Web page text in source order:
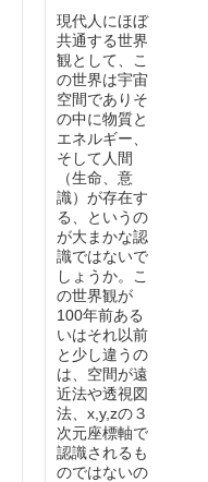
現代人にほぼ
共通する世界
観として、こ
の世界は宇宙
空間でありそ
の中に物質と
エネルギー、
そして人間
（生命、意
識）が存在す
る、というの
が大まかな認
識ではないで
しょうか。こ
の世界観が
100年前ある
いはそれ以前
と少し違うの
は、空間が遠
近法や透視図
法、x,y,zの３
次元座標軸で
認識されるも
のではないの